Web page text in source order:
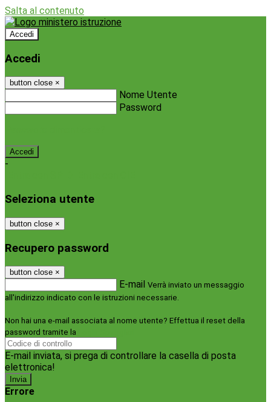
Salta al contenuto
Accedi
Accedi
button close ×
Nome Utente
Password
-
Seleziona utente
button close ×
Recupero password
button close ×
E-mail Verrà inviato un messaggio
all'indirizzo indicato con le istruzioni necessarie.
Non hai una e-mail associata al nome utente? Effettua il reset della
password tramite la
E-mail inviata, si prega di controllare la casella di posta
elettronica!
Errore